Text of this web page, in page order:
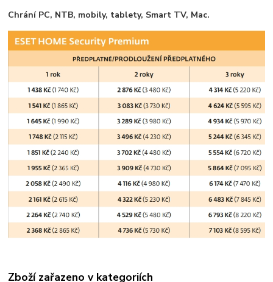
Chrání PC, NTB, mobily, tablety, Smart TV, Mac.
Zboží zařazeno v kategoriích